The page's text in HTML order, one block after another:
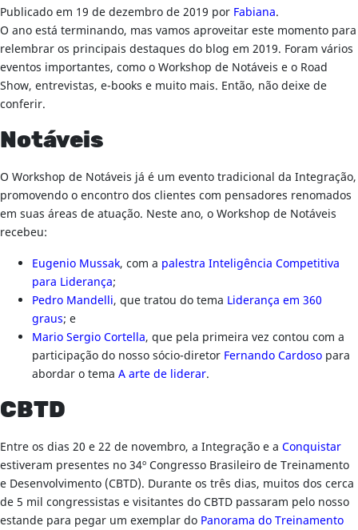
Publicado em 19 de dezembro de 2019 por Fabiana.
O ano está terminando, mas vamos aproveitar este momento para
relembrar os principais destaques do blog em 2019. Foram vários
eventos importantes, como o Workshop de Notáveis e o Road
Show, entrevistas, e-books e muito mais. Então, não deixe de
conferir.
Notáveis
O Workshop de Notáveis já é um evento tradicional da Integração,
promovendo o encontro dos clientes com pensadores renomados
em suas áreas de atuação. Neste ano, o Workshop de Notáveis
recebeu:
Eugenio Mussak, com a palestra Inteligência Competitiva
para Liderança;
Pedro Mandelli, que tratou do tema Liderança em 360
graus; e
Mario Sergio Cortella, que pela primeira vez contou com a
participação do nosso sócio-diretor Fernando Cardoso para
abordar o tema A arte de liderar.
CBTD
Entre os dias 20 e 22 de novembro, a Integração e a Conquistar
estiveram presentes no 34º Congresso Brasileiro de Treinamento
e Desenvolvimento (CBTD). Durante os três dias, muitos dos cerca
de 5 mil congressistas e visitantes do CBTD passaram pelo nosso
estande para pegar um exemplar do Panorama do Treinamento